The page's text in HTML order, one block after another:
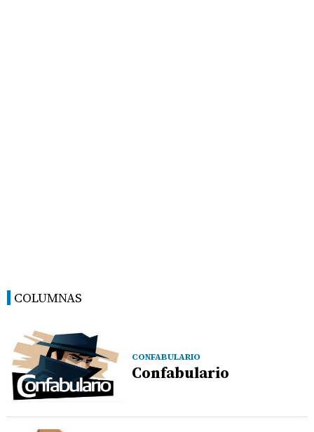
COLUMNAS
CONFABULARIO
Confabulario